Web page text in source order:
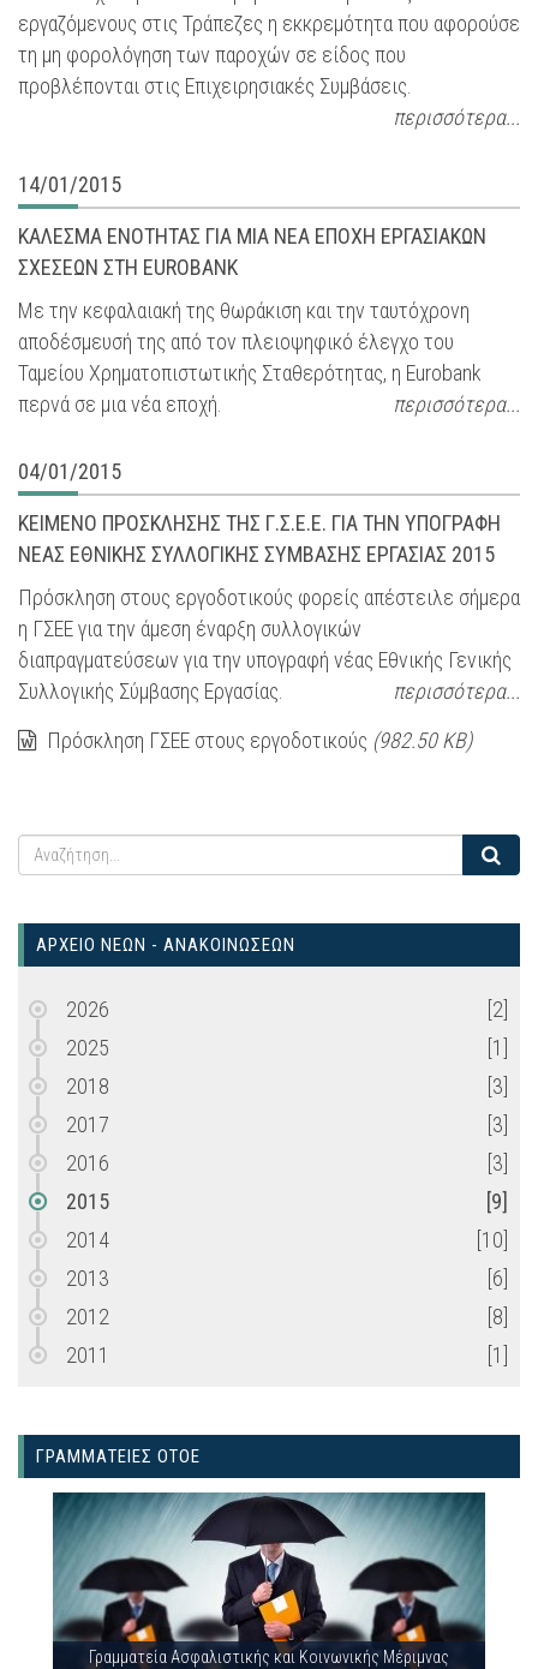
εργαζόμενους στις Τράπεζες η εκκρεμότητα που αφορούσε
τη μη φορολόγηση των παροχών σε είδος που
προβλέπονται στις Επιχειρησιακές Συμβάσεις.
περισσότερα...
14/01/2015
ΚΑΛΕΣΜΑ ΕΝΟΤΗΤΑΣ ΓΙΑ ΜΙΑ ΝΕΑ ΕΠΟΧΗ ΕΡΓΑΣΙΑΚΩΝ
ΣΧΕΣΕΩΝ ΣΤΗ EUROBANK
Με την κεφαλαιακή της θωράκιση και την ταυτόχρονη
αποδέσμευσή της από τον πλειοψηφικό έλεγχο του
Ταμείου Χρηματοπιστωτικής Σταθερότητας, η Eurobank
περνά σε μια νέα εποχή.
περισσότερα...
04/01/2015
ΚΕΙΜΕΝΟ ΠΡΟΣΚΛΗΣΗΣ ΤΗΣ Γ.Σ.Ε.Ε. ΓΙΑ ΤΗΝ ΥΠΟΓΡΑΦΗ
ΝΕΑΣ ΕΘΝΙΚΗΣ ΣΥΛΛΟΓΙΚΗΣ ΣΥΜΒΑΣΗΣ ΕΡΓΑΣΙΑΣ 2015
Πρόσκληση στους εργοδοτικούς φορείς απέστειλε σήμερα
η ΓΣΕΕ για την άμεση έναρξη συλλογικών
διαπραγματεύσεων για την υπογραφή νέας Εθνικής Γενικής
Συλλογικής Σύμβασης Εργασίας.
περισσότερα...
Πρόσκληση ΓΣΕΕ στους εργοδοτικούς (982.50 KB)
ΑΡΧΕΙΟ ΝΕΩΝ - ΑΝΑΚΟΙΝΩΣΕΩΝ
2026
[2]
2025
[1]
2018
[3]
2017
[3]
2016
[3]
2015
[9]
2014
[10]
2013
[6]
2012
[8]
2011
[1]
ΓΡΑΜΜΑΤΕΙΕΣ ΟΤΟΕ
Γραμματεία Ασφαλιστικής και Κοινωνικής Μέριμνας